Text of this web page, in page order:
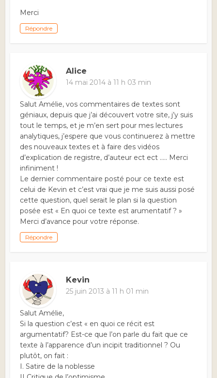
Merci
Répondre
Alice
14 mai 2014 à 11 h 03 min
Salut Amélie, vos commentaires de textes sont
géniaux, depuis que j’ai découvert votre site, j’y suis
tout le temps, et je m’en sert pour mes lectures
analytiques, j’espere que vous continuerez à mettre
des nouveaux textes et à faire des vidéos
d’explication de registre, d’auteur ect ect ….. Merci
infiniment !
Le dernier commentaire posté pour ce texte est
celui de Kevin et c’est vrai que je me suis aussi posé
cette question, quel serait le plan si la question
posée est « En quoi ce texte est arumentatif ? »
Merci d’avance pour votre réponse.
Répondre
Kevin
25 juin 2013 à 11 h 01 min
Salut Amélie,
Si la question c’est « en quoi ce récit est
argumentatif? Est-ce que l’on parle du fait que ce
texte à l’apparence d’un incipit traditionnel ? Ou
plutôt, on fait :
I. Satire de la noblesse